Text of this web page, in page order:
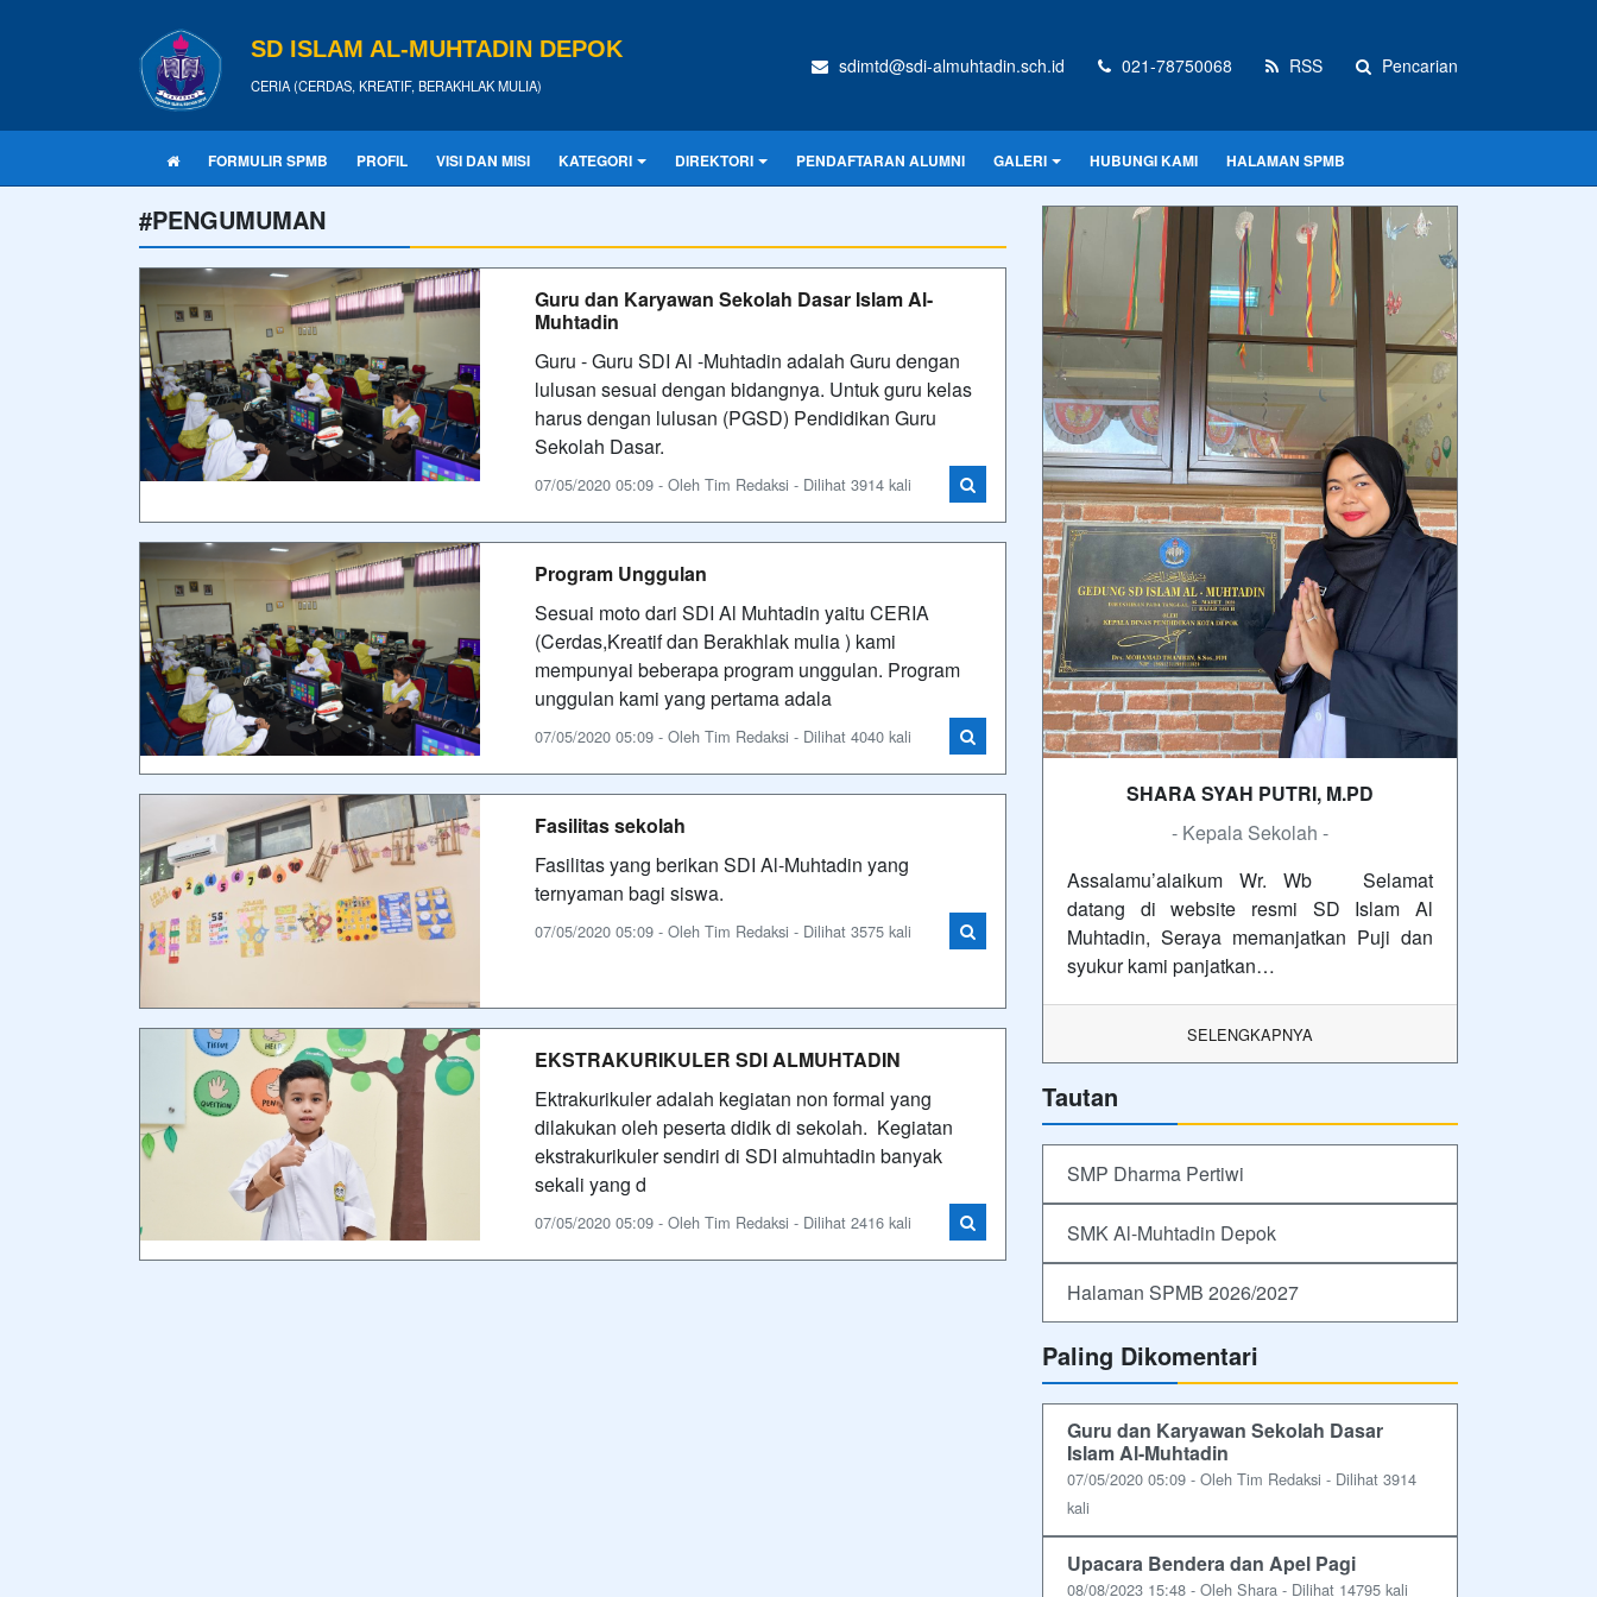
SD ISLAM AL-MUHTADIN DEPOK
CERIA (CERDAS, KREATIF, BERAKHLAK MULIA)
sdimtd@sdi-almuhtadin.sch.id 021-78750068 RSS Pencarian
FORMULIR SPMB PROFIL VISI DAN MISI KATEGORI DIREKTORI PENDAFTARAN ALUMNI GALERI HUBUNGI KAMI HALAMAN SPMB
#PENGUMUMAN
Guru dan Karyawan Sekolah Dasar Islam Al-
Muhtadin
Guru - Guru SDI Al -Muhtadin adalah Guru dengan
lulusan sesuai dengan bidangnya. Untuk guru kelas
harus dengan lulusan (PGSD) Pendidikan Guru
Sekolah Dasar.
07/05/2020 05:09 - Oleh Tim Redaksi - Dilihat 3914 kali
Program Unggulan
Sesuai moto dari SDI Al Muhtadin yaitu CERIA
(Cerdas,Kreatif dan Berakhlak mulia ) kami
mempunyai beberapa program unggulan. Program
unggulan kami yang pertama adala
07/05/2020 05:09 - Oleh Tim Redaksi - Dilihat 4040 kali
Fasilitas sekolah
Fasilitas yang berikan SDI Al-Muhtadin yang
ternyaman bagi siswa.
07/05/2020 05:09 - Oleh Tim Redaksi - Dilihat 3575 kali
EKSTRAKURIKULER SDI ALMUHTADIN
Ektrakurikuler adalah kegiatan non formal yang
dilakukan oleh peserta didik di sekolah. Kegiatan
ekstrakurikuler sendiri di SDI almuhtadin banyak
sekali yang d
07/05/2020 05:09 - Oleh Tim Redaksi - Dilihat 2416 kali
SHARA SYAH PUTRI, M.PD
- Kepala Sekolah -
Assalamu’alaikum Wr. Wb Selamat
datang di website resmi SD Islam Al
Muhtadin, Seraya memanjatkan Puji dan
syukur kami panjatkan…
SELENGKAPNYA
Tautan
SMP Dharma Pertiwi
SMK Al-Muhtadin Depok
Halaman SPMB 2026/2027
Paling Dikomentari
Guru dan Karyawan Sekolah Dasar
Islam Al-Muhtadin
07/05/2020 05:09 - Oleh Tim Redaksi - Dilihat 3914
kali
Upacara Bendera dan Apel Pagi
08/08/2023 15:48 - Oleh Shara - Dilihat 14795 kali